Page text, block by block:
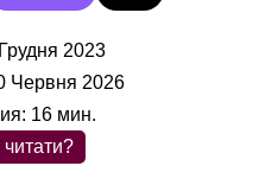
2023
Червня 2026
16 мин.